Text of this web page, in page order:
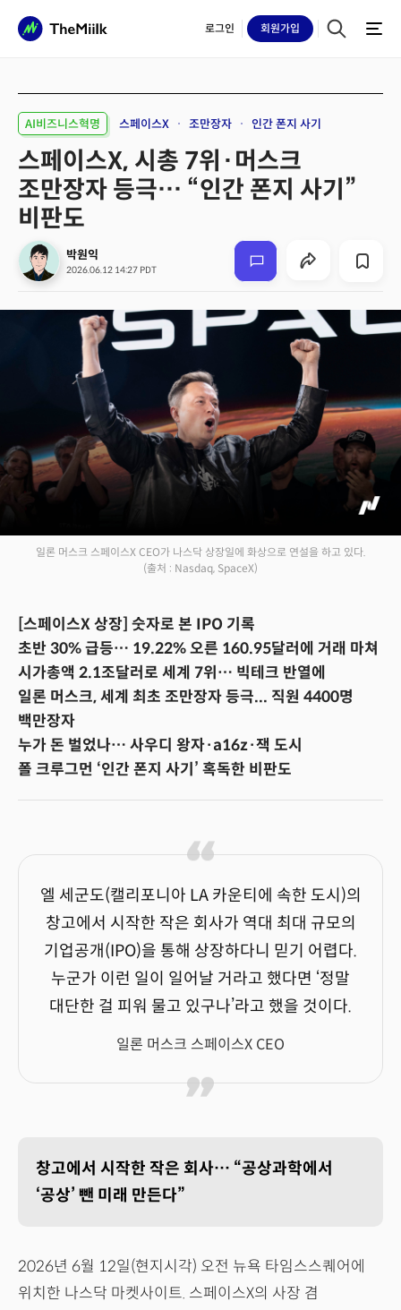
로그인 회원가입
AI비즈니스혁명 스페이스X 조만장자 인간 폰지 사기
스페이스X, 시총 7위·머스크
조만장자 등극… “인간 폰지 사기”
비판도
박원익
2026.06.12 14:27 PDT
일론 머스크 스페이스X CEO가 나스닥 상장일에 화상으로 연설을 하고 있다.
(출처 : Nasdaq, SpaceX)
[스페이스X 상장] 숫자로 본 IPO 기록
초반 30% 급등… 19.22% 오른 160.95달러에 거래 마쳐
시가총액 2.1조달러로 세계 7위… 빅테크 반열에
일론 머스크, 세계 최초 조만장자 등극... 직원 4400명
백만장자
누가 돈 벌었나… 사우디 왕자·a16z·잭 도시
폴 크루그먼 ‘인간 폰지 사기’ 혹독한 비판도
엘 세군도(캘리포니아 LA 카운티에 속한 도시)의
창고에서 시작한 작은 회사가 역대 최대 규모의
기업공개(IPO)을 통해 상장하다니 믿기 어렵다.
누군가 이런 일이 일어날 거라고 했다면 ‘정말
대단한 걸 피워 물고 있구나’라고 했을 것이다.
일론 머스크 스페이스X CEO
창고에서 시작한 작은 회사… “공상과학에서
‘공상’ 뺀 미래 만든다”
2026년 6월 12일(현지시각) 오전 뉴욕 타임스스퀘어에
위치한 나스닥 마켓사이트. 스페이스X의 사장 겸